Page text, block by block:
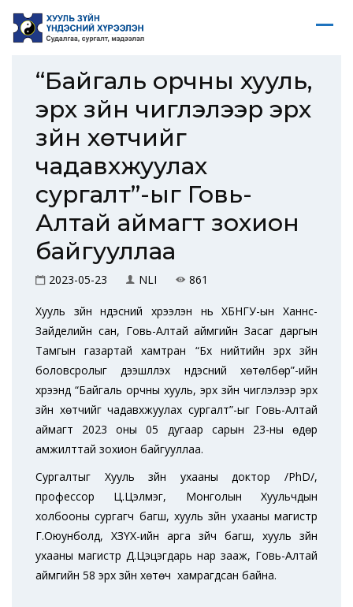
“Байгаль орчны хууль,
эрх зүйн чиглэлээр эрх
зүйн хөтчийг
чадавхжуулах
сургалт”-ыг Говь-
Алтай аймагт зохион
байгууллаа
2023-05-23 NLI 861
Хууль зүйн үндэсний хүрээлэн нь ХБНГУ-ын Ханнс-
Зайделийн сан, Говь-Алтай аймгийн Засаг даргын
Тамгын газартай хамтран “Бүх нийтийн эрх зүйн
боловсролыг дээшлүүлэх үндэсний хөтөлбөр”-ийн
хүрээнд “Байгаль орчны хууль, эрх зүйн чиглэлээр эрх
зүйн хөтчийг чадавхжуулах сургалт”-ыг Говь-Алтай
аймагт 2023 оны 05 дугаар сарын 23-ны өдөр
амжилттай зохион байгууллаа.
Сургалтыг Хууль зүйн ухааны доктор /PhD/,
профессор Ц.Цэлмэг, Монголын Хуульчдын
холбооны сургагч багш, хууль зүйн ухааны магистр
Г.Оюунболд, ХЗҮХ-ийн арга зүйч багш, хууль зүйн
ухааны магистр Д.Цэцэгдарь нар зааж, Говь-Алтай
аймгийн 58 эрх зүйн хөтөч хамрагдсан байна.